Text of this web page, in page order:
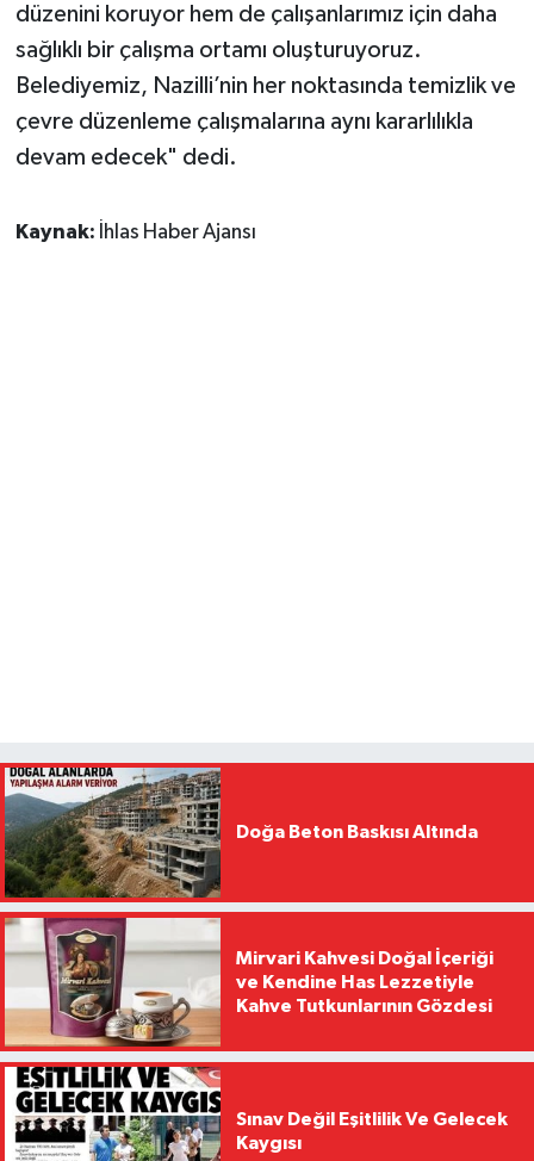
düzenini koruyor hem de çalışanlarımız için daha
sağlıklı bir çalışma ortamı oluşturuyoruz.
Belediyemiz, Nazilli’nin her noktasında temizlik ve
çevre düzenleme çalışmalarına aynı kararlılıkla
devam edecek" dedi.
Kaynak: İhlas Haber Ajansı
Doğa Beton Baskısı Altında
Mirvari Kahvesi Doğal İçeriği
ve Kendine Has Lezzetiyle
Kahve Tutkunlarının Gözdesi
Sınav Değil Eşitlilik Ve Gelecek
Kaygısı